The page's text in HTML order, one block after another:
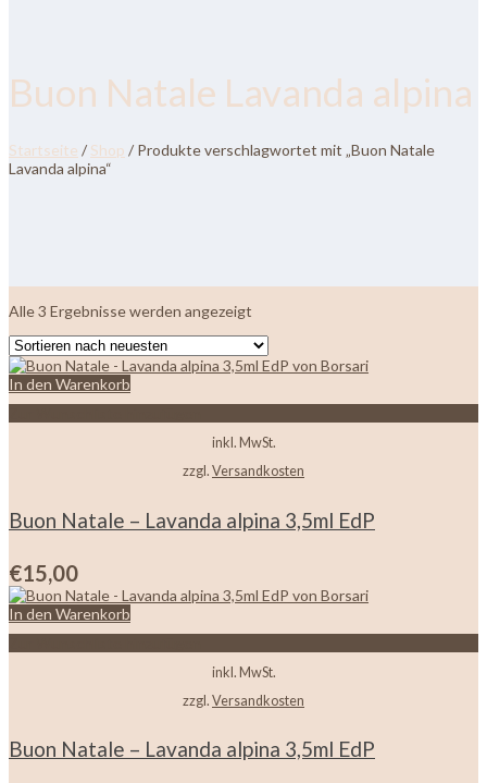
Buon Natale Lavanda alpina
Startseite / Shop / Produkte verschlagwortet mit „Buon Natale
Lavanda alpina“
Alle 3 Ergebnisse werden angezeigt
sortiert
In den Warenkorb
inkl. MwSt.
zzgl. Versandkosten
Buon Natale – Lavanda alpina 3,5ml EdP
€15,00
In den Warenkorb
inkl. MwSt.
zzgl. Versandkosten
Buon Natale – Lavanda alpina 3,5ml EdP